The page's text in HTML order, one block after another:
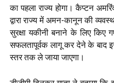
का पहला राज्य होगा। कैप्टन
द्वारा राज्य में अमन-कानून की
सुरक्षा यकीनी बनाने के लिए किए
सफलतापूर्वक लागू कर देने के बाद
स्तर तक ले जाया जाएगा।